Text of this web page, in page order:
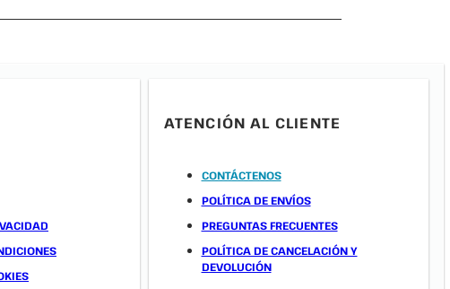
ATENCIÓN AL CLIENTE
CONTÁCTENOS
POLÍTICA DE ENVÍOS
PREGUNTAS FRECUENTES
POLÍTICA DE CANCELACIÓN Y
DEVOLUCIÓN